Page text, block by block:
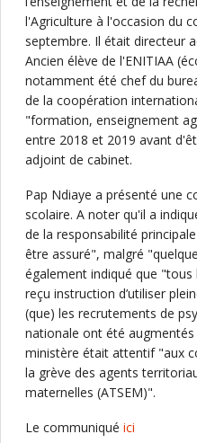
l'Agriculture à l'occasion du
septembre. Il était directeur
Ancien élève de l'ENITIAA
notamment été chef du
de la coopération
"formation, enseignement
entre 2018 et 2019 avant
adjoint de cabinet.
Pap Ndiaye a présenté une
scolaire. A noter qu'il a
de la responsabilité
être assuré", malgré
également indiqué que "tous
reçu instruction d’utiliser
(que) les recrutements de
nationale ont été
ministère était attentif "aux
la grève des agents
maternelles (ATSEM)".
Le communiqué ici